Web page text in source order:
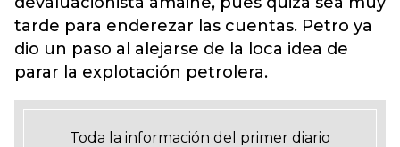
tarde para enderezar las cuentas. Petro ya
dio un paso al alejarse de la loca idea de
parar la explotación petrolera.
Toda la información del primer diario